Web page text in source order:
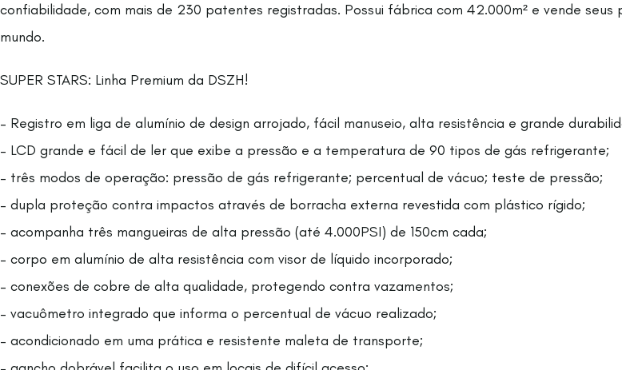
confiabilidade, com mais de 230 patentes registradas. Possui fábrica com 42.000m² e vende
mundo.
SUPER STARS: Linha Premium da DSZH!
– Registro em liga de alumínio de design arrojado, fácil manuseio, alta resistência e grande
– LCD grande e fácil de ler que exibe a pressão e a temperatura de 90 tipos de gás refrigerante;
– três modos de operação: pressão de gás refrigerante; percentual de vácuo; teste de pressão;
– dupla proteção contra impactos através de borracha externa revestida com plástico rígido;
– acompanha três mangueiras de alta pressão (até 4.000PSI) de 150cm cada;
– corpo em alumínio de alta resistência com visor de líquido incorporado;
– conexões de cobre de alta qualidade, protegendo contra vazamentos;
– vacuômetro integrado que informa o percentual de vácuo realizado;
– acondicionado em uma prática e resistente maleta de transporte;